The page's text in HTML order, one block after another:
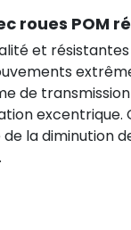
roues POM
et
de
la diminution